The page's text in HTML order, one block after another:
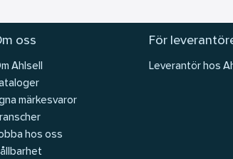
oss
Ahlsell
märkesvaror
hos oss
För
Leverantör hos